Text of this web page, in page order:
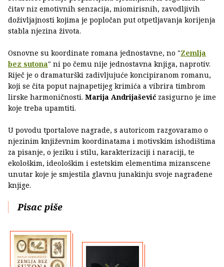
čitav niz emotivnih senzacija, miomirisnih, zavodljivih
doživljajnosti kojima je popločan put otpetljavanja korijenja
stabla njezina života.
Osnovne su koordinate romana jednostavne, no "Zemlja
bez sutona" ni po čemu nije jednostavna knjiga, naprotiv.
Riječ je o dramaturški zadivljujuće koncipiranom romanu,
koji se čita poput najnapetijeg krimića a vibrira timbrom
lirske harmoničnosti. Marija Andrijašević zasigurno je ime
koje treba upamtiti.
U povodu tportalove nagrade, s autoricom razgovaramo o
njezinim književnim koordinatama i motivskim ishodištima
za pisanje, o jeziku i stilu, karakterizaciji i naraciji, te
ekološkim, ideološkim i estetskim elementima mizanscene
unutar koje je smjestila glavnu junakinju svoje nagrađene
knjige.
Pisac piše